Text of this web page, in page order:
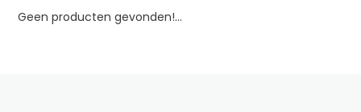
Geen producten gevonden!...